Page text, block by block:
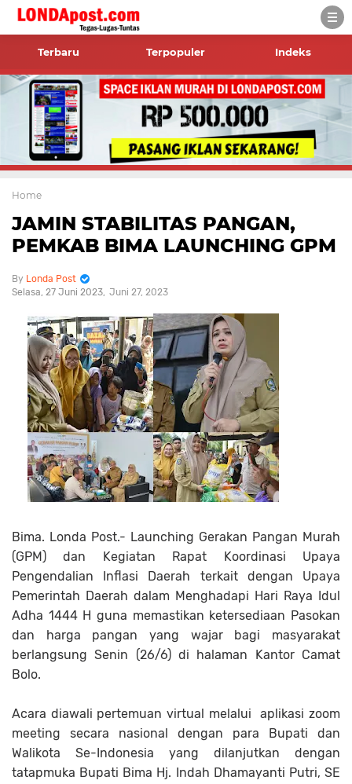
Terbaru Terpopuler Indeks
Home
JAMIN STABILITAS PANGAN,
PEMKAB BIMA LAUNCHING GPM
Londa Post
Selasa, 27 Juni 2023 Juni 27, 2023
Bima. Londa Post.- Launching Gerakan Pangan Murah
(GPM) dan Kegiatan Rapat Koordinasi Upaya
Pengendalian Inflasi Daerah terkait dengan Upaya
Pemerintah Daerah dalam Menghadapi Hari Raya Idul
Adha 1444 H guna memastikan ketersediaan Pasokan
dan harga pangan yang wajar bagi masyarakat
berlangsung Senin (26/6) di halaman Kantor Camat
Bolo.
Acara diawali pertemuan virtual melalui aplikasi zoom
meeting secara nasional dengan para Bupati dan
Walikota Se-Indonesia yang dilanjutkan dengan
tatapmuka Bupati Bima Hj. Indah Dhamayanti Putri, SE